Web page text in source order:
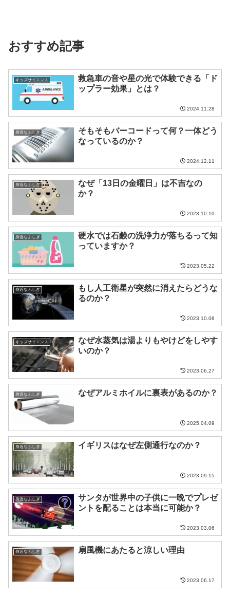
おすすめ記事
キッズサイエンス
救急車の音や星の光で体験できる「ド
ップラー効果」とは？
2024.11.28
身近なふしぎ
そもそもバーコードって何？一体どう
なっているのか？
2024.12.11
身近なふしぎ
なぜ「13日の金曜日」は不吉なの
か？
2023.10.10
身近なふしぎ
硬水では石鹸の洗浄力が落ちるって知
っていますか？
2023.05.22
身近なふしぎ
もし人工衛星が突然に消えたらどうな
るのか？
2023.10.08
キッズサイエンス
なぜ水蒸気は湯よりもやけどをしやす
いのか？
2023.06.27
身近なふしぎ なぜアルミホイルに裏表があるのか？
2025.04.09
身近なふしぎ イギリスはなぜ左側通行なのか？
2023.09.15
身近なふしぎ
サンタが世界中の子供に一晩でプレゼ
ントを配ることは本当に可能か？
2023.03.06
身近なふしぎ 扇風機にあたると涼しい理由
2023.06.17